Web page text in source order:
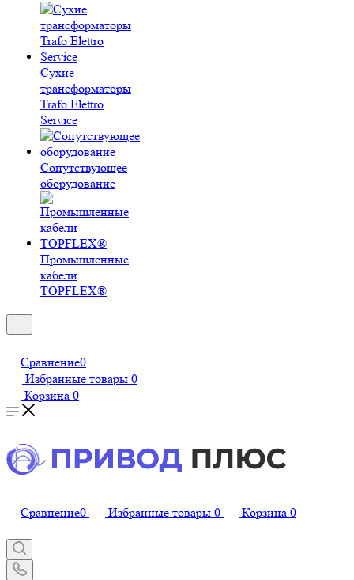
Сухие
трансформаторы
Trafo Elettro
Service
Сопутствующее
оборудование
Промышленные
кабели
TOPFLEX®
Сравнение0
Избранные товары 0
Корзина 0
Сравнение0 Избранные товары 0 Корзина 0